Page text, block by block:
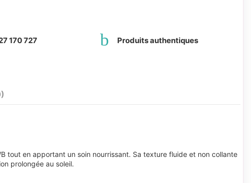
170 727 Produits authentiques
tout en apportant un soin nourrissant. Sa texture fluide et non collante
prolongée au soleil.